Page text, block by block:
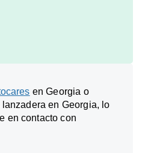
en Georgia o
en Georgia, lo
en contacto con